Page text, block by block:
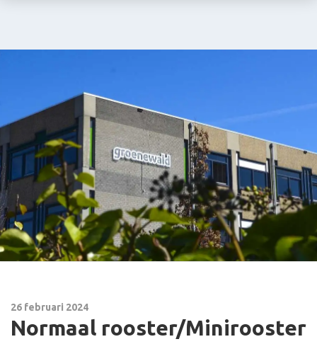
26 februari 2024
Normaal rooster/Minirooster